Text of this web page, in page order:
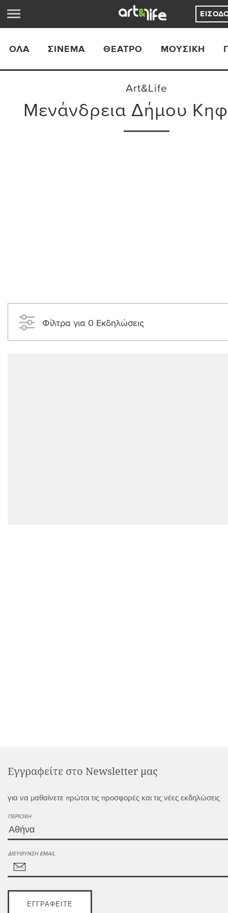
ΟΛΑ ΣΙΝΕΜΆ ΘΈΑΤΡΟ ΜΟΥΣΙΚΉ
Art&Life
Μενάνδρεια Δήμου
Φίλτρα για 0 Εκδηλώσεις
Εγγραφείτε στο Newsletter μας
για να μαθαίνετε πρώτοι τις προσφορές και τις νέες εκδηλώσεις
ΠΕΡΙΟΧΉ
ΔΙΕΎΘΥΝΣΗ EMAIL
ΕΓΓΡΑΦΕΊΤΕ